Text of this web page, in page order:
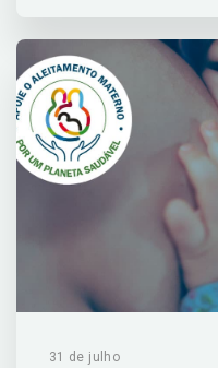
Principalmente dentro
número de acidentes. Nessa cartilha, você vai entender
31 de julho